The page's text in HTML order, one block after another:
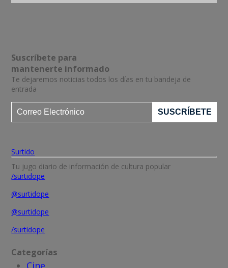
Suscríbete para
mantenerte informado
Te dejaremos noticias todos los días en tu bandeja de
entrada
Surtido
Tu jugo diario de información de cultura popular
/surtidope
@surtidope
@surtidope
/surtidope
Categorías
Cine